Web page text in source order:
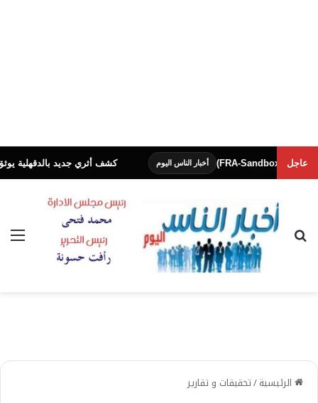
عاجل أخبار الناس اليوم كشف أثري جديد بالدقهلية يوثق آلاف
بحث عن
الرئيسية/تحقيقات و تقارير